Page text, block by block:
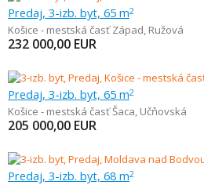
Predaj, 3-izb. byt, 65 m2
Košice - mestská časť Západ, Ružová
232 000,00 EUR
Predaj, 3-izb. byt, 65 m2
Košice - mestská časť Šaca, Učňovská
205 000,00 EUR
Predaj, 3-izb. byt, 68 m2